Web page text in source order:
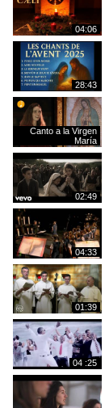
04:06
28:43
Canto a la Virgen
María
02:49
04:33
01:39
04 :25